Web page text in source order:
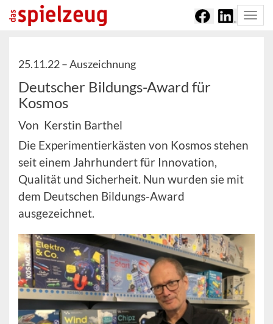
25.11.22 –Auszeichnung
Deutscher Bildungs-Award für
Kosmos
Von Kerstin Barthel
Die Experimentierkästen von Kosmos stehen
seit einem Jahrhundert für Innovation,
Qualität und Sicherheit. Nun wurden sie mit
dem Deutschen Bildungs-Award
ausgezeichnet.